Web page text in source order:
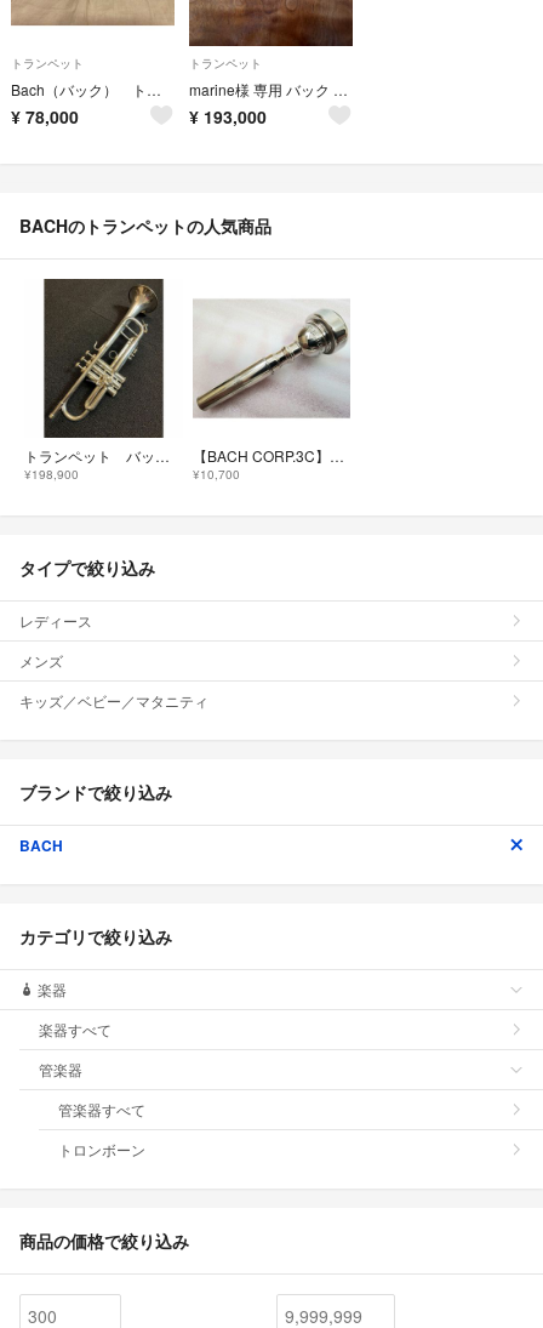
トランペット
Bach（バック） トランペット B♭管
¥ 78,000
トランペット
marine様 専用 バック B♭管トランペット
¥ 193,000
BACHのトランペットの人気商品
トランペット バック 180ML37 SP ￥56万 Trumpet BACH
¥198,900
【BACH CORP.3C】トランペット マウスピース
¥10,700
タイプで絞り込み
レディース
メンズ
キッズ／ベビー／マタニティ
ブランドで絞り込み
BACH
カテゴリで絞り込み
楽器
楽器すべて
管楽器
管楽器すべて
トロンボーン
商品の価格で絞り込み